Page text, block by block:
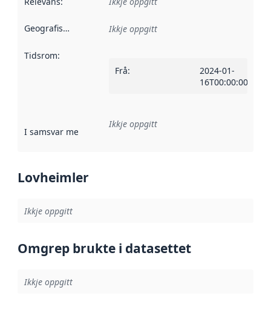
Geografisk område Ikkje oppgitt
Tidsrom:
Frå:
2024-01-
16T00:00:00Z
I samsvar med Referanse til ei implementeringsregel eller
Ikkje oppgitt
Lovheimler
Ikkje oppgitt
Omgrep brukte i datasettet
Ikkje oppgitt